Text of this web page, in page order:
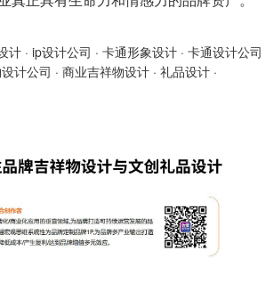
计 · ip设计公司 · 卡通形象设计 · 卡通设计公司
计公司 · 商业吉祥物设计 · 礼品设计 ·